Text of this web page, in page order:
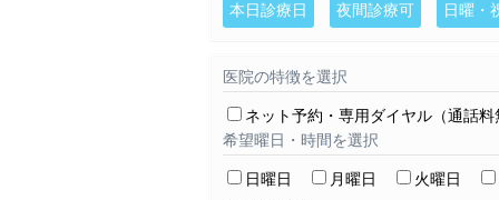
本日診療日 夜間診療可 日曜・
医院の特徴を選択
ネット予約・専用ダイヤル（通話料
希望曜日・時間を選択
日曜日 月曜日 火曜日